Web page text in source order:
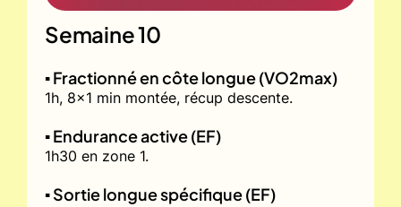
Semaine 10
▪️ Fractionné en côte longue (VO2max)
1h, 8x1 min montée, récup descente.
▪️ Endurance active (EF)
1h30 en zone 1.
▪️ Sortie longue spécifique (EF)